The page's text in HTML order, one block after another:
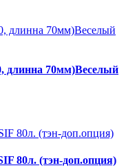
длинна 70мм)Веселый
80л. (тэн-доп.опция)